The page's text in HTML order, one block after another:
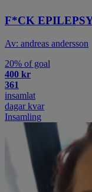
F*CK
Av: andreas andersson
20% of goal
400 kr
361
insamlat
dagar kvar
Insamling